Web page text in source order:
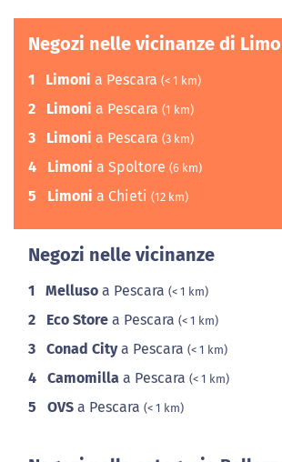
Negozi nelle vicinanze di
1 Limoni a Pescara (< 1 km)
2 Limoni a Pescara (1 km)
3 Limoni a Pescara (3 km)
4 Limoni a Spoltore (6 km)
5 Limoni a Chieti (12 km)
Negozi nelle vicinanze
1 Melluso a Pescara (< 1 km)
2 Eco Store a Pescara (< 1 km)
3 Conad Citya Pescara (< 1 km)
4 Camomilla a Pescara (< 1 km)
5 OVS a Pescara (< 1 km)